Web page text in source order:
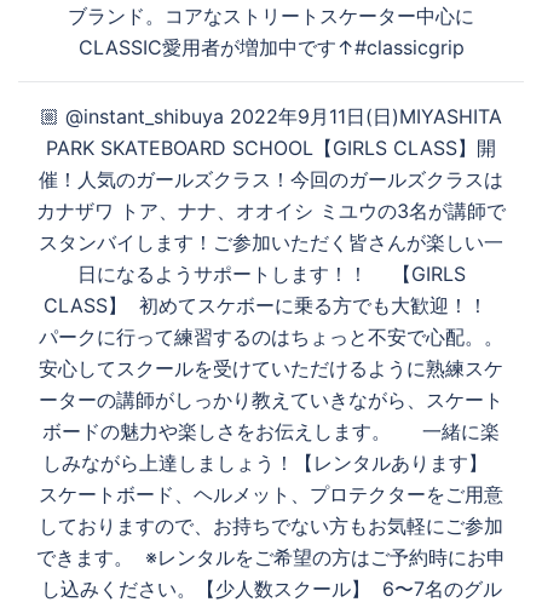
す
る
ョ
ン
ブランド。コアなストリートスケーター中心に
CLASSIC愛用者が増加中です↑#classicgrip
🏼 @instant_shibuya 2022年9月11日(日)MIYASHITA
PARK SKATEBOARD SCHOOL【GIRLS CLASS】開
催！人気のガールズクラス！今回のガールズクラスは
カナザワ トア、ナナ、オオイシ ミユウの3名が講師で
スタンバイします！ご参加いただく皆さんが楽しい一
日になるようサポートします！！ 【GIRLS
CLASS】 初めてスケボーに乗る方でも大歓迎！！
パークに行って練習するのはちょっと不安で心配。。
安心してスクールを受けていただけるように熟練スケ
ーターの講師がしっかり教えていきながら、スケート
ボードの魅力や楽しさをお伝えします。 一緒に楽
しみながら上達しましょう！【レンタルあります】
スケートボード、ヘルメット、プロテクターをご用意
しておりますので、お持ちでない方もお気軽にご参加
できます。 ※レンタルをご希望の方はご予約時にお申
し込みください。【少人数スクール】 6〜7名のグル